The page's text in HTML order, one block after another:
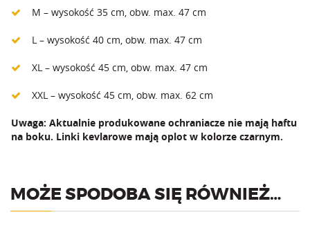
M – wysokość 35 cm, obw. max. 47 cm
L – wysokość 40 cm, obw. max. 47 cm
XL – wysokość 45 cm, obw. max. 47 cm
XXL – wysokość 45 cm, obw. max. 62 cm
Uwaga: Aktualnie produkowane ochraniacze nie mają haftu
na boku. Linki kevlarowe mają oplot w kolorze czarnym.
MOŻE SPODOBA SIĘ RÓWNIEŻ…